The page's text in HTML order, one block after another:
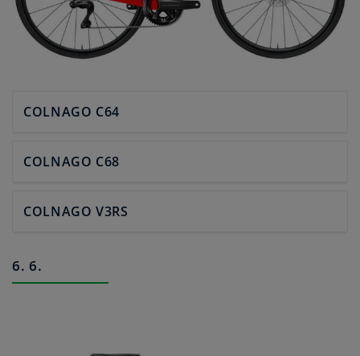
COLNAGO C64
COLNAGO C68
COLNAGO V3RS
6. 6.